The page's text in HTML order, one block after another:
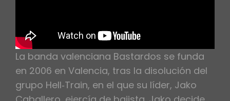
La banda valenciana Bastardos se funda
en 2006 en Valencia, tras la disolución del
grupo Hell‑Train, en el que su líder, Jako